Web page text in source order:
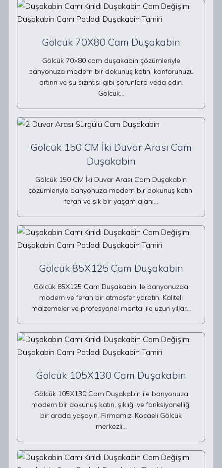
Gölcük 70X80 Cam Duşakabin
Gölcük 70×80 cam duşakabin çözümleriyle
banyonuza modern bir dokunuş katın, konforunuzu
artırın ve su sızıntısı gibi sorunlara veda edin.
Gölcük…
Gölcük 150 CM İki Duvar Arası Cam
Duşakabin
Gölcük 150 CM İki Duvar Arası Cam Duşakabin
çözümleriyle banyonuza modern bir dokunuş katın,
ferah ve şık bir yaşam alanı…
Gölcük 85X125 Cam Duşakabin
Gölcük 85X125 Cam Duşakabin ile banyonuzda
modern ve ferah bir atmosfer yaratın. Kaliteli
malzemeler ve profesyonel montaj ile uzun yıllar…
Gölcük 105X130 Cam Duşakabin
Gölcük 105X130 Cam Duşakabin ile banyonuza
modern bir dokunuş katın, şıklığı ve fonksiyonelliği
bir arada yaşayın. Firmamız, Kocaeli Gölcük
merkezli…